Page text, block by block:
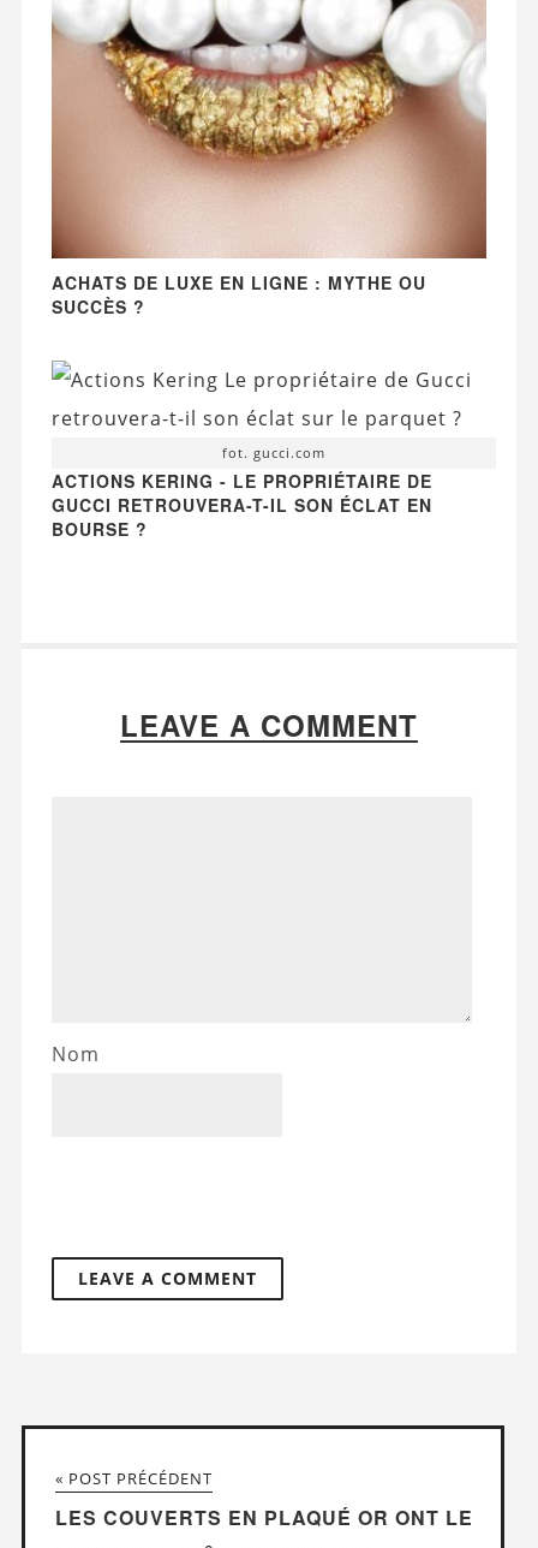
ACHATS DE LUXE EN LIGNE : MYTHE OU
SUCCÈS ?
fot. gucci.com
ACTIONS KERING - LE PROPRIÉTAIRE DE
GUCCI RETROUVERA-T-IL SON ÉCLAT EN
BOURSE ?
LEAVE A COMMENT
Nom
« POST PRÉCÉDENT
LES COUVERTS EN PLAQUÉ OR ONT LE